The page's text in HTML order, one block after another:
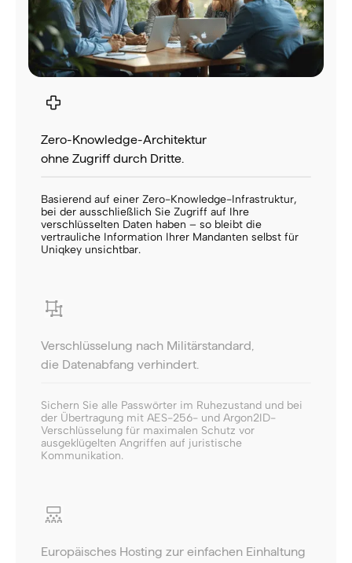
Zero-Knowledge-Architektur
ohne Zugriff durch Dritte.
Basierend auf einer Zero-Knowledge-Infrastruktur,
bei der ausschließlich Sie Zugriff auf Ihre
verschlüsselten Daten haben – so bleibt die
vertrauliche Information Ihrer Mandanten selbst für
Uniqkey unsichtbar.
Verschlüsselung nach Militärstandard,
die Datenabfang verhindert.
Sichern Sie alle Passwörter im Ruhezustand und bei
der Übertragung mit AES-256- und Argon2ID-
Verschlüsselung für maximalen Schutz vor
ausgeklügelten Angriffen auf juristische
Kommunikation.
Europäisches Hosting zur einfachen Einhaltung